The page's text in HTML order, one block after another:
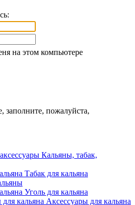
на этом компьютере
заполните, пожалуйста,
Кальяны, табак,
Табак для кальяна
Уголь для кальяна
Аксессуары для кальяна